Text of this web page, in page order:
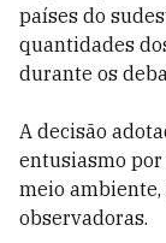
países do
quantidades
durante os
A decisão
entusiasmo por
meio
observadoras.